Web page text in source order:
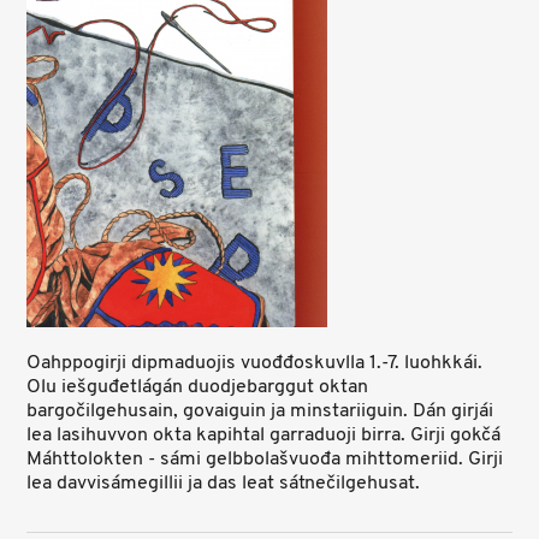
Oahppogirji dipmaduojis vuođđoskuvlla 1.-7. luohkkái.
Olu iešguđetlágán duodjebarggut oktan
bargočilgehusain, govaiguin ja minstariiguin. Dán girjái
lea lasihuvvon okta kapihtal garraduoji birra. Girji gokčá
Máhttolokten - sámi gelbbolašvuođa mihttomeriid. Girji
lea davvisámegillii ja das leat sátnečilgehusat.